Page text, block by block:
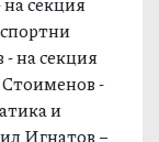
на секция
-
и
Игнатов –